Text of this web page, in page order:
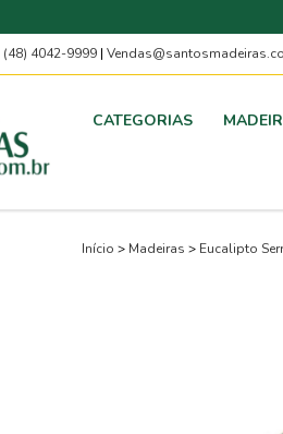
(48) 4042-9999 |
CATEGORIAS
Início > Madeiras > Eucalipto